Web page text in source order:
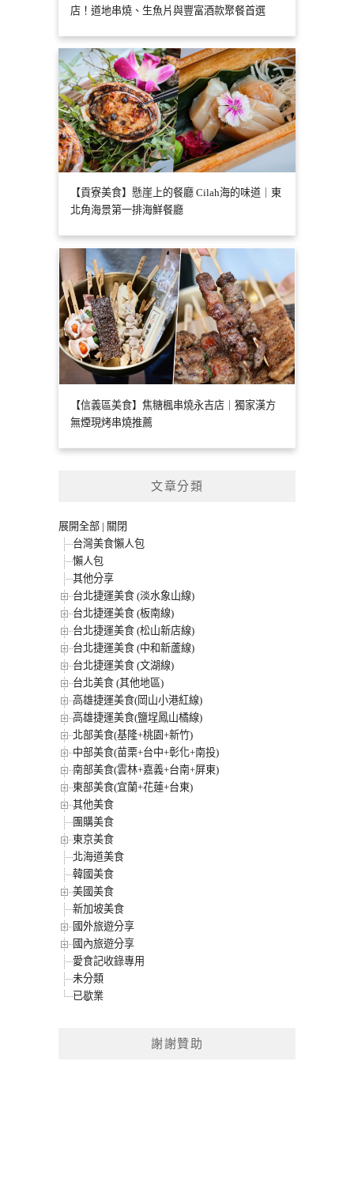
店！道地串燒、生魚片與豐富酒款聚餐首選
【貢寮美食】懸崖上的餐廳 Cilah海的味道｜東
北角海景第一排海鮮餐廳
【信義區美食】焦糖楓串燒永吉店｜獨家漢方
無煙現烤串燒推薦
文章分類
展開全部 | 關閉
台灣美食懶人包
懶人包
其他分享
台北捷運美食 (淡水象山線)
台北捷運美食 (板南線)
台北捷運美食 (松山新店線)
台北捷運美食 (中和新蘆線)
台北捷運美食 (文湖線)
台北美食 (其他地區)
高雄捷運美食(岡山小港紅線)
高雄捷運美食(鹽埕鳳山橘線)
北部美食(基隆+桃園+新竹)
中部美食(苗栗+台中+彰化+南投)
南部美食(雲林+嘉義+台南+屏東)
東部美食(宜蘭+花蓮+台東)
其他美食
團購美食
東京美食
北海道美食
韓國美食
美國美食
新加坡美食
國外旅遊分享
國內旅遊分享
愛食記收錄專用
未分類
已歇業
謝謝贊助